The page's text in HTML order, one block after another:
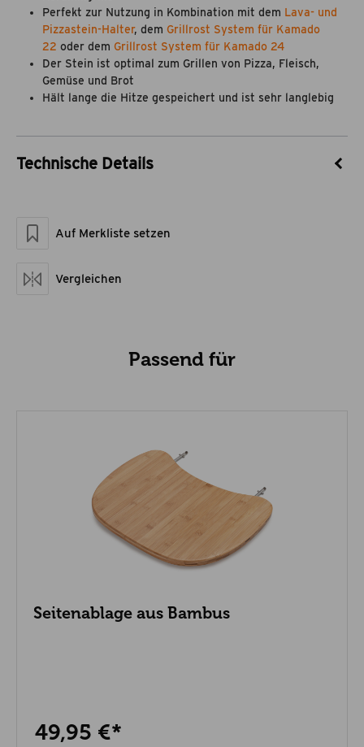
Perfekt zur Nutzung in Kombination mit dem Lava- und
Pizzastein-Halter, dem Grillrost System für Kamado
22 oder dem Grillrost System für Kamado 24
Der Stein ist optimal zum Grillen von Pizza, Fleisch,
Gemüse und Brot
Hält lange die Hitze gespeichert und ist sehr langlebig
Technische Details
Material
Artikelgewicht netto kg
Auf Merkliste setzen
Vergleichen
Passend für
Seitenablage aus Bambus
49,95 €*